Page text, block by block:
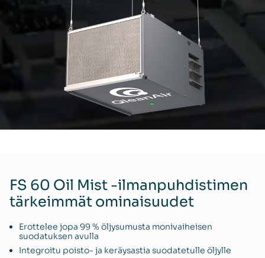
FS 60 Oil Mist -ilmanpuhdistimen
tärkeimmät ominaisuudet
Erottelee jopa 99 % öljysumusta monivaiheisen
suodatuksen avulla
Integroitu poisto- ja keräysastia suodatetulle öljylle